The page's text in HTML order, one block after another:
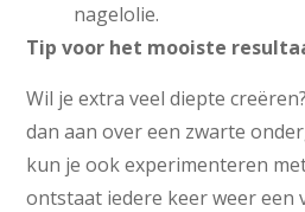
nagelolie.
Tip voor het mooiste
Wil je extra veel diepte
dan aan over een zwarte
kun je ook experimenteren
ontstaat iedere keer weer een